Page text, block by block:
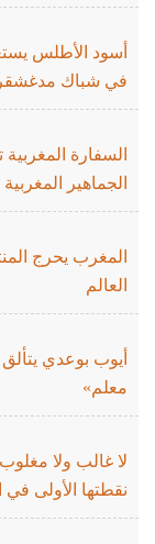
في شباك مدغشقر
السفارة
الجماهير المغربية
المغرب يحرج
العالم
أيوب بوعدي
معلم»
لا غالب ولا
نقطتها الأولى في